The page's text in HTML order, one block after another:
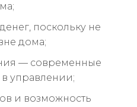
поскольку не
дома;
— современные
управлении;
и возможность